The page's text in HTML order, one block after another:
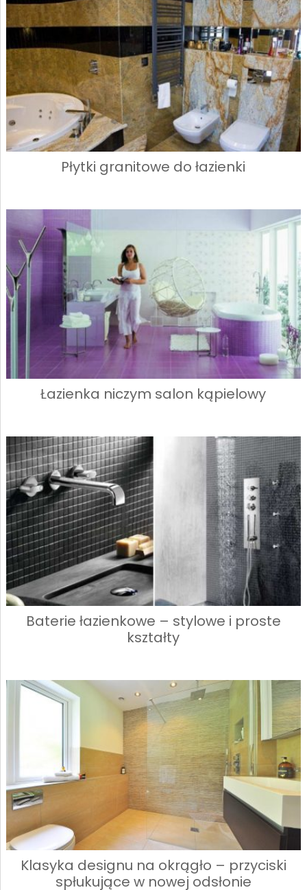
Płytki granitowe do łazienki
Łazienka niczym salon kąpielowy
Baterie łazienkowe – stylowe i proste
kształty
Klasyka designu na okrągło – przyciski
spłukujące w nowej odsłonie